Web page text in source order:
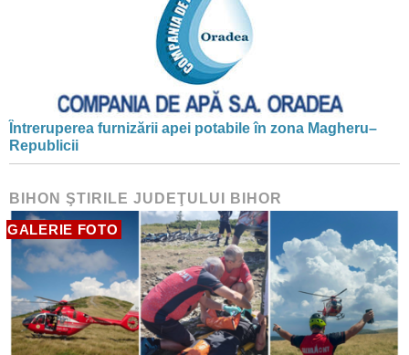
Întreruperea furnizării apei potabile în zona Magheru–
Republicii
BIHON ŞTIRILE JUDEŢULUI BIHOR
GALERIE FOTO